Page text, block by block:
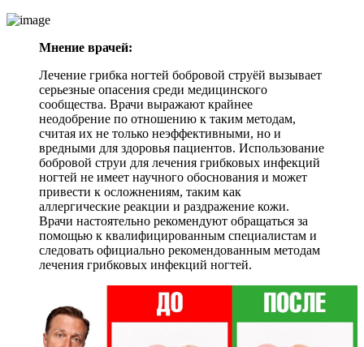
Мнение врачей:
Лечение грибка ногтей бобровой струёй вызывает
серьезные опасения среди медицинского
сообщества. Врачи выражают крайнее
неодобрение по отношению к таким методам,
считая их не только неэффективными, но и
вредными для здоровья пациентов. Использование
бобровой струи для лечения грибковых инфекций
ногтей не имеет научного обоснования и может
привести к осложнениям, таким как
аллергические реакции и раздражение кожи.
Врачи настоятельно рекомендуют обращаться за
помощью к квалифицированным специалистам и
следовать официально рекомендованным методам
лечения грибковых инфекций ногтей.